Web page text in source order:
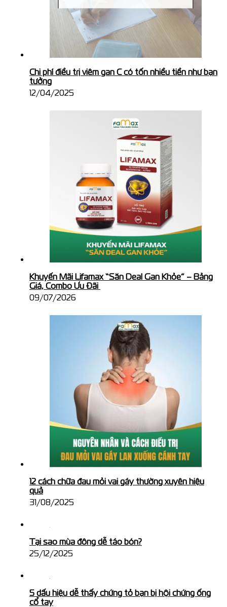
Chi phí điều trị viêm gan C có tốn nhiều tiền như bạn
tưởng
12/04/2025
Khuyến Mãi Lifamax “Săn Deal Gan Khỏe” – Bảng
Giá, Combo Ưu Đãi
09/07/2026
12 cách chữa đau mỏi vai gáy thường xuyên hiệu
quả
31/08/2025
Tại sao mùa đông dễ táo bón?
25/12/2025
5 dấu hiệu dễ thấy chứng tỏ bạn bị hội chứng ống
cổ tay